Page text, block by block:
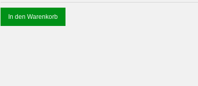
In den Warenkorb